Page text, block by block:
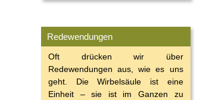
Redewendungen
Oft drücken wir über
Redewendungen aus, wie es uns
geht. Die Wirbelsäule ist eine
Einheit – sie ist im Ganzen zu